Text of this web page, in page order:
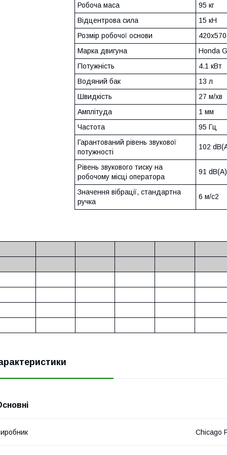
Робоча маса
95 кг
Відцентрова сила
15 кН
Розмір робочої основи
Марка двигуна
Honda
Потужність
4.1 кВт
Водяний бак
13 л
Швидкість
27 м/хв
Амплітуда
1 мм
Частота
95 Гц
Гарантований рівень звукової
потужності
102
Рівень звукового тиску на
робочому місці оператора
91 dB(A)
Значення вібрації, стандартна
ручка
6 м/с2
Chicago